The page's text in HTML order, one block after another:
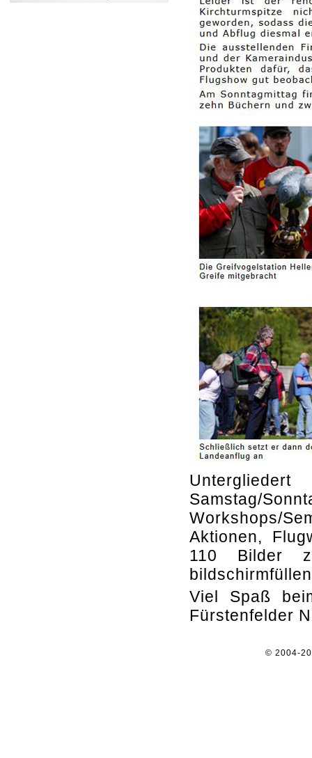
Workshops/
Aktionen,
110 Bilder
Viel Spaß
Fürstenfelder
© 2004-